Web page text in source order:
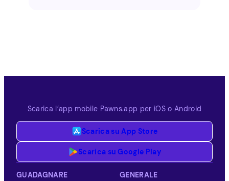
Scarica l’app mobile Pawns.app per iOS o Android
Scarica su App Store
Scarica su Google Play
GUADAGNARE
GENERALE